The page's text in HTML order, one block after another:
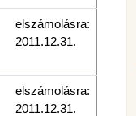
elszámolásra:
2011.12.31.
elszámolásra:
2011.12.31.